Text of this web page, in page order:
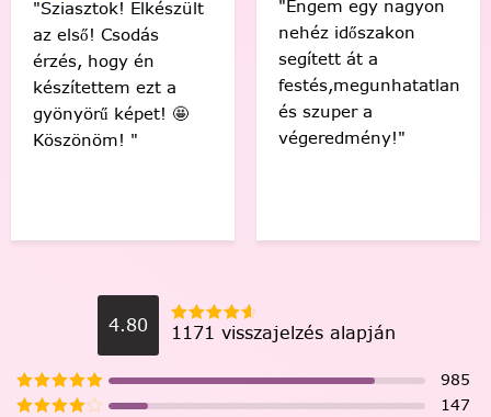
"Sziasztok! Elkészült
az első! Csodás
érzés, hogy én
készítettem ezt a
gyönyörű képet! 🤩
Köszönöm! "
"Engem egy nagyon
nehéz időszakon
segített át a
festés,megunhatatlan
és szuper a
végeredmény!"
4.80 1171 visszajelzés alapján
985
147